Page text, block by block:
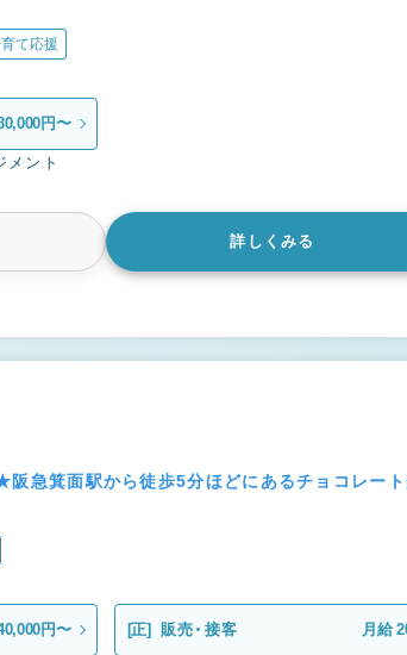
て応援
円〜
メント
詳しくみる
急箕面駅から徒歩5分ほどにあるチョコレー
円〜 [正] 販売・接客 月給